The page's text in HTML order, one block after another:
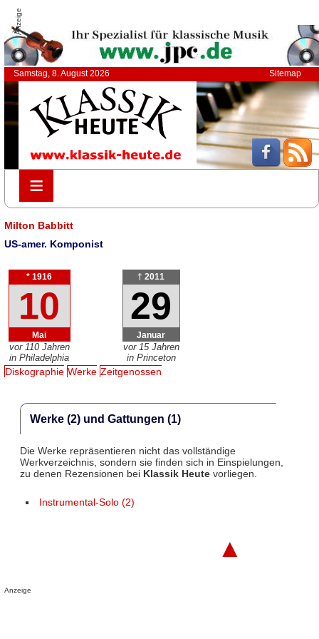
Anzeige
Samstag, 8. August 2026 Sitemap
≡
≡
Milton Babbitt
US-amer. Komponist
* 1916
10
Mai
vor 110 Jahren
in Philadelphia
† 2011
29
Januar
vor 15 Jahren
in Princeton
Diskographie Werke Zeitgenossen
Werke (2) und Gattungen (1)
Die Werke repräsentieren nicht das vollständige
Werkverzeichnis, sondern sie finden sich in Einspielungen,
zu denen Rezensionen bei Klassik Heutevorliegen.
Instrumental-Solo (2)
▲
Anzeige